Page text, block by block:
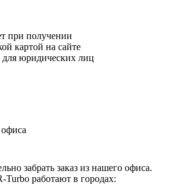
при получении
картой на сайте
для юридических лиц
забрать заказ из нашего офиса.
Turbo работают в городах: